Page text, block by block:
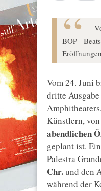
BOP -
Vom 24. Juni
dritte
Künstlern,
abendlichen
geplant ist.
Palestra
Chr.und den
während der